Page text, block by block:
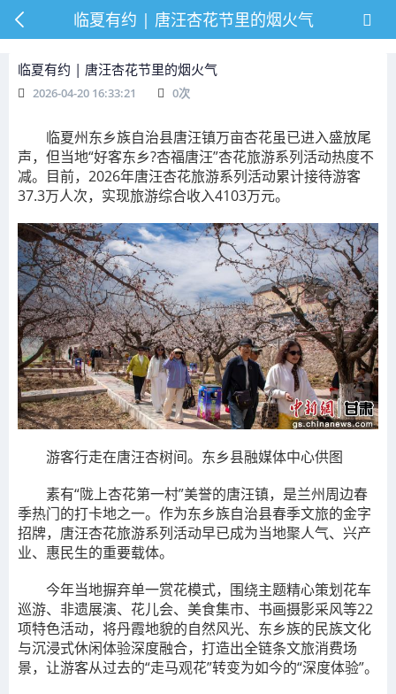
临夏有约 | 唐汪杏花节里的烟火气
临夏有约 | 唐汪杏花节里的烟火气
2026-04-20 16:33:21 0次
临夏州东乡族自治县唐汪镇万亩杏花虽已进入盛放尾
声，但当地“好客东乡?杏福唐汪”杏花旅游系列活动热度不
减。目前，2026年唐汪杏花旅游系列活动累计接待游客
37.3万人次，实现旅游综合收入4103万元。
游客行走在唐汪杏树间。东乡县融媒体中心供图
素有“陇上杏花第一村”美誉的唐汪镇，是兰州周边春
季热门的打卡地之一。作为东乡族自治县春季文旅的金字
招牌，唐汪杏花旅游系列活动早已成为当地聚人气、兴产
业、惠民生的重要载体。
今年当地摒弃单一赏花模式，围绕主题精心策划花车
巡游、非遗展演、花儿会、美食集市、书画摄影采风等22
项特色活动，将丹霞地貌的自然风光、东乡族的民族文化
与沉浸式休闲体验深度融合，打造出全链条文旅消费场
景，让游客从过去的“走马观花”转变为如今的“深度体验”。